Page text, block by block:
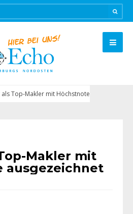
als Top-Makler mit Höchstnote
Makler mit
ausgezeichnet